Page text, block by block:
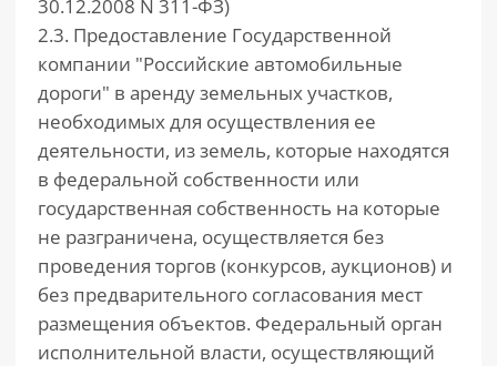
30.12.2008 N 311-ФЗ)
2.3. Предоставление Государственной
компании "Российские автомобильные
дороги" в аренду земельных участков,
необходимых для осуществления ее
деятельности, из земель, которые находятся
в федеральной собственности или
государственная собственность на которые
не разграничена, осуществляется без
проведения торгов (конкурсов, аукционов) и
без предварительного согласования мест
размещения объектов. Федеральный орган
исполнительной власти, осуществляющий